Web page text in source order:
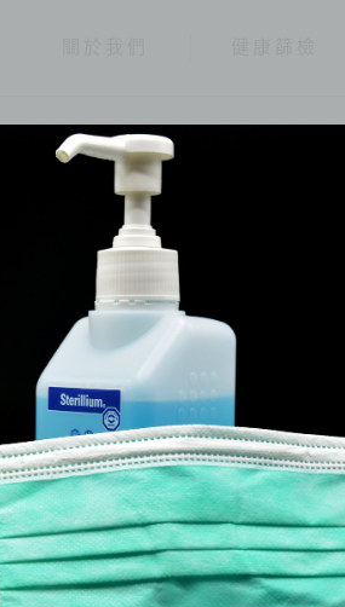
健康報報
健康情報 友善連結